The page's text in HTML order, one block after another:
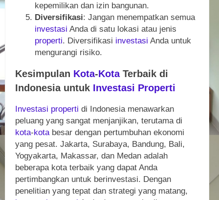
kepemilikan dan izin bangunan.
Diversifikasi: Jangan menempatkan semua
investasi Anda di satu lokasi atau jenis
properti. Diversifikasi investasi Anda untuk
mengurangi risiko.
Kesimpulan Kota-KotaTerbaik di
Indonesia untuk Investasi Properti
Investasi properti di Indonesia menawarkan
peluang yang sangat menjanjikan, terutama di
kota-kota besar dengan pertumbuhan ekonomi
yang pesat. Jakarta, Surabaya, Bandung, Bali,
Yogyakarta, Makassar, dan Medan adalah
beberapa kota terbaik yang dapat Anda
pertimbangkan untuk berinvestasi. Dengan
penelitian yang tepat dan strategi yang matang,